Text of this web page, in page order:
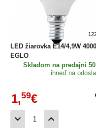
LED žiarovka E14/4,9W
EGLO
Skladom na predajni
ihneď na
1,59€